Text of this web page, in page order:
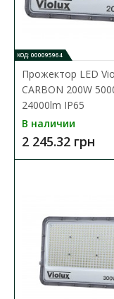
Прожектор
IP54
Портативный
строительной
КОД: 000095964
Прожектор LED
CARBON 200W
24000lm IP65
В наличии
2 245.32 грн